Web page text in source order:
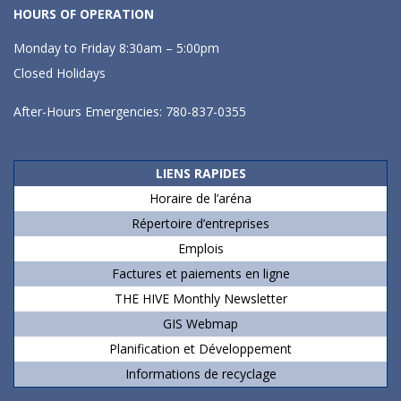
HOURS OF OPERATION
Monday to Friday 8:30am – 5:00pm
Closed Holidays
After-Hours Emergencies: 780-837-0355
LIENS RAPIDES
Horaire de l’aréna
Répertoire d’entreprises
Emplois
Factures et paiements en ligne
THE HIVE Monthly Newsletter
GIS Webmap
Planification et Développement
Informations de recyclage